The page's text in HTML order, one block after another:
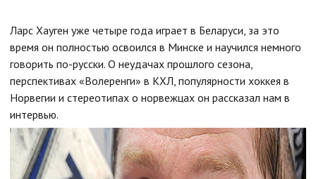
Ларс Хауген уже четыре года играет в Беларуси, за это
время он полностью освоился в Минске и научился немного
говорить по-русски. О неудачах прошлого сезона,
перспективах «Волеренги» в КХЛ, популярности хоккея в
Норвегии и стереотипах о норвежцах он рассказал нам в
интервью.